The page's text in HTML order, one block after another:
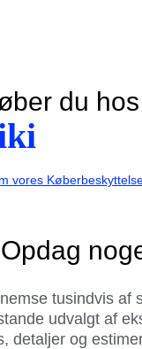
du hos
vores
Opdag
tusindvis af
udvalgt af
detaljer og